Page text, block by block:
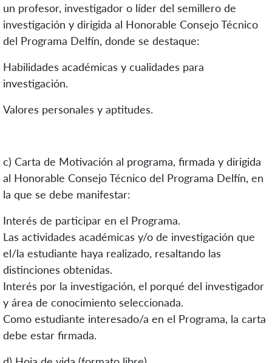
un profesor, investigador o líder del semillero de
investigación y dirigida al Honorable Consejo Técnico
del Programa Delfín, donde se destaque:
Habilidades académicas y cualidades para
investigación.
Valores personales y aptitudes.
c) Carta de Motivación al programa, firmada y dirigida
al Honorable Consejo Técnico del Programa Delfín, en
la que se debe manifestar:
Interés de participar en el Programa.
Las actividades académicas y/o de investigación que
el/la estudiante haya realizado, resaltando las
distinciones obtenidas.
Interés por la investigación, el porqué del investigador
y área de conocimiento seleccionada.
Como estudiante interesado/a en el Programa, la carta
debe estar firmada.